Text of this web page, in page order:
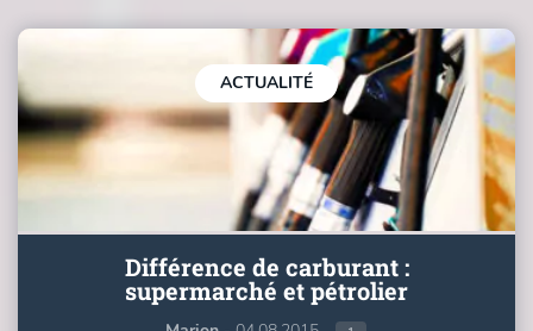
ACTUALITÉ
Différence de carburant :
supermarché et pétrolier